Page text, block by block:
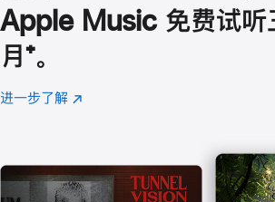
Apple Music 免费试听
月 脚
注
⁺。
进一步了解 Apple
(在
口
中